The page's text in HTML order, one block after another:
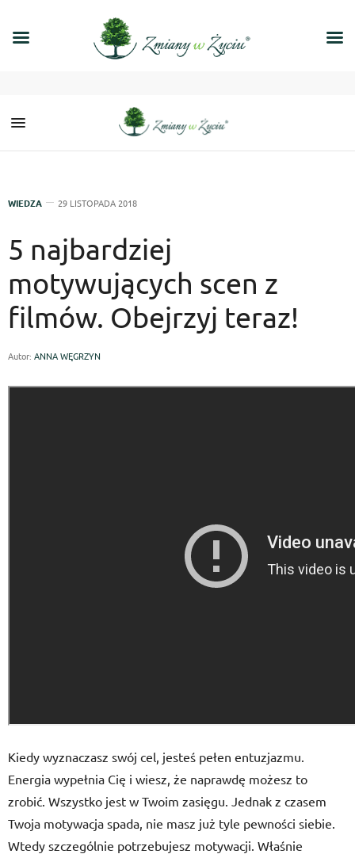
WIEDZA 29 LISTOPADA 2018
5 najbardziej
motywujących scen z
filmów. Obejrzyj teraz!
Autor: ANNA WĘGRZYN
Kiedy wyznaczasz swój cel, jesteś pełen entuzjazmu.
Energia wypełnia Cię i wiesz, że naprawdę możesz to
zrobić. Wszystko jest w Twoim zasięgu. Jednak z czasem
Twoja motywacja spada, nie masz już tyle pewności siebie.
Wtedy szczególnie potrzebujesz motywacji. Właśnie